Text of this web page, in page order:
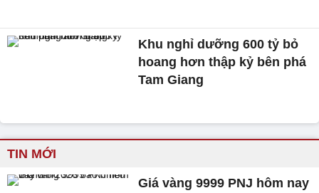
Khu nghỉ dưỡng 600 tỷ bỏ
hoang hơn thập kỷ bên phá
Tam Giang
TIN MỚI
Giá vàng 9999 PNJ hôm nay